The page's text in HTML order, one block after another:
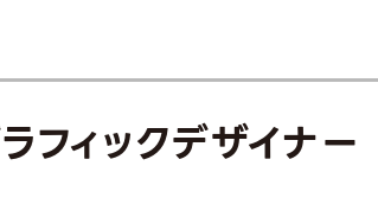
フィックデザイナー